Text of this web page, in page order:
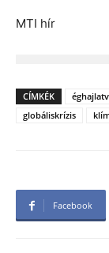
MTI hír
CÍMKÉK
globáliskrízis
Facebook